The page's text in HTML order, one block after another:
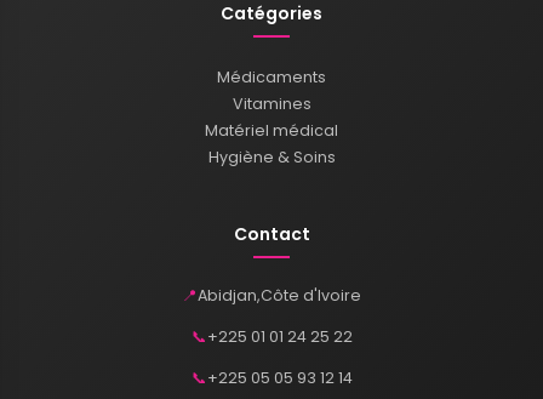
Catégories
Médicaments
Vitamines
Matériel médical
Hygiène & Soins
Contact
📍Abidjan,Côte d'Ivoire
📞+225 01 01 24 25 22
📞+225 05 05 93 12 14